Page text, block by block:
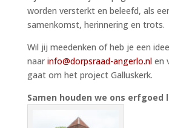
worden versterkt en beleefd, als
samenkomst, herinnering en trots.
Wil jij meedenken of heb je een
naar info@dorpsraad-angerlo.nlen
gaat om het project Galluskerk.
Samen houden we ons erfgoed